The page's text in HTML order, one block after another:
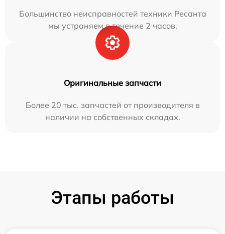
Большинство неисправностей техники Ресанта
мы устраняем в течение 2 часов.
Оригинальные запчасти
Более 20 тыс. запчастей от производителя в
наличии на собственных складах.
Этапы работы